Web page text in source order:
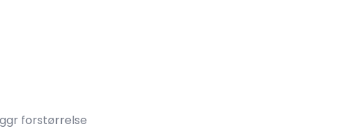
forstørrelse